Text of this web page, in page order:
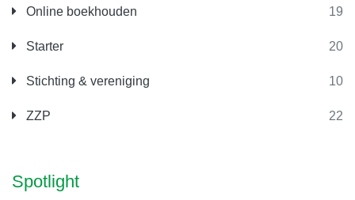
Online boekhouden 19
Starter 20
Stichting & vereniging 10
ZZP 22
Spotlight